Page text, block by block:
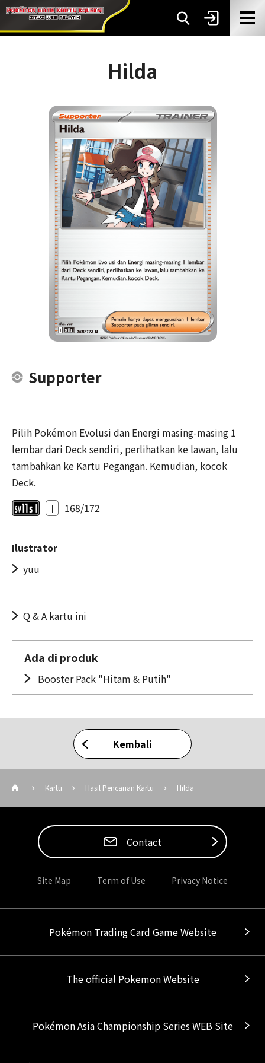
Hilda
Supporter
Pilih Pokémon Evolusi dan Energi masing-masing 1
lembar dari Deck sendiri, perlihatkan ke lawan, lalu
tambahkan ke Kartu Pegangan. Kemudian, kocok
Deck.
I 168/172
Ilustrator
yuu
Q & A kartu ini
Ada di produk
Booster Pack "Hitam & Putih"
Kembali
Kartu Hasil Pencarian Kartu Hilda
Contact
Site Map Term of Use Privacy Notice
Pokémon Trading Card Game Website
The official Pokemon Website
Pokémon Asia Championship Series WEB Site